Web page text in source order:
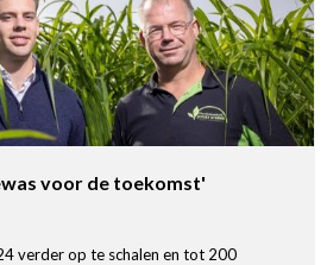
voor de toekomst'
verder op te schalen en tot 200